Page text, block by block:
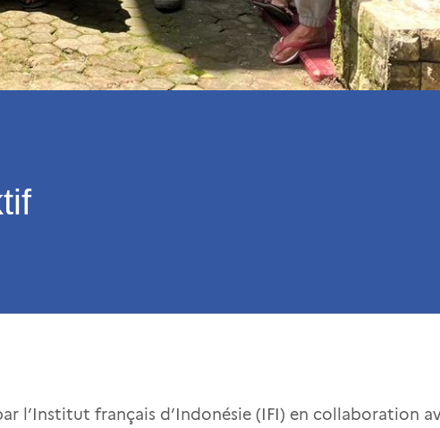
l’Institut français d’Indonésie (IFI) en collaboration